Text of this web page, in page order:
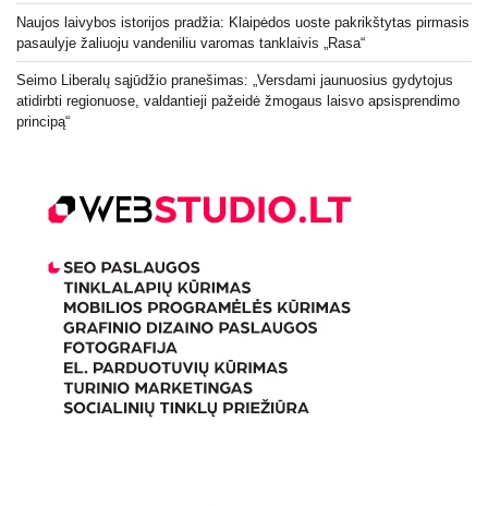
Naujos laivybos istorijos pradžia: Klaipėdos uoste pakrikštytas pirmasis
pasaulyje žaliuoju vandeniliu varomas tanklaivis „Rasa“
Seimo Liberalų sąjūdžio pranešimas: „Versdami jaunuosius gydytojus
atidirbti regionuose, valdantieji pažeidė žmogaus laisvo apsisprendimo
principą“